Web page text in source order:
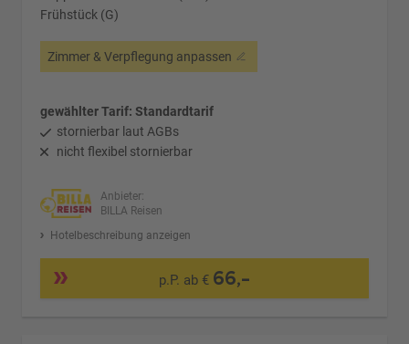
Frühstück (G)
Zimmer & Verpflegung anpassen
gewählter Tarif: Standardtarif
stornierbar laut AGBs
nicht flexibel stornierbar
Anbieter:
BILLA Reisen
Hotelbeschreibung anzeigen
p.P. ab € 66,-